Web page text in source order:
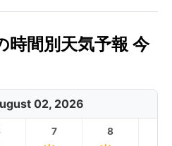
間別天気予報 今
02, 2026
7 8